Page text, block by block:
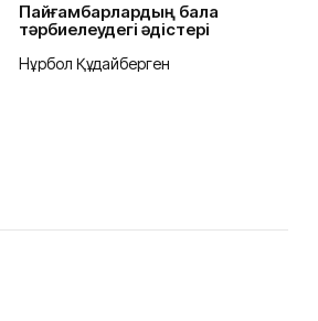
Пайғамбарлардың бала
тәрбиелеудегі әдістері
Нұрбол Құдайберген